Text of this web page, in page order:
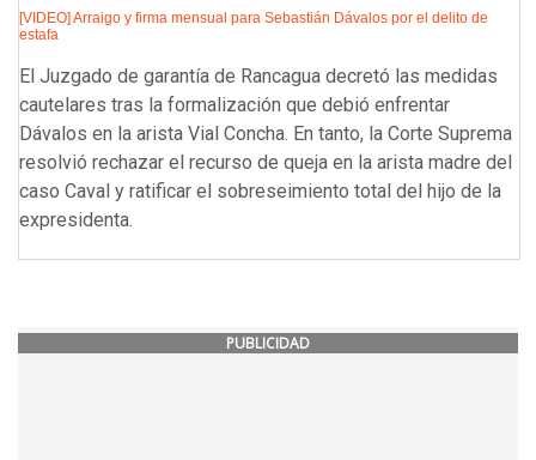
[VIDEO] Arraigo y firma mensual para Sebastián Dávalos por el delito de
estafa
El Juzgado de garantía de Rancagua decretó las medidas
cautelares tras la formalización que debió enfrentar
Dávalos en la arista Vial Concha. En tanto, la Corte Suprema
resolvió rechazar el recurso de queja en la arista madre del
caso Caval y ratificar el sobreseimiento total del hijo de la
expresidenta.
PUBLICIDAD